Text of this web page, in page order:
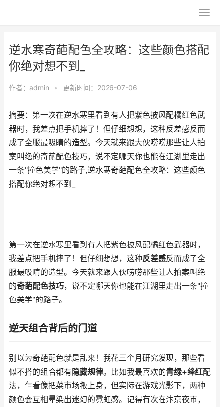
逆水寒奇葩配色全攻略：这些颜色搭配
你绝对想不到_
作者： admin • 更新时间：2026-07-06
摘要：第一次在逆水寒里看到有人把紫色披风配橘红色武
器时，我差点把手机摔了！但仔细想想，这种反差感反而
成了全服最吸睛的造型。今天就来跟大伙唠唠那些让人拍
案叫绝的奇葩配色技巧，说不定哪天你也能在江湖里走出
一条"撞色美学"的路子,逆水寒奇葩配色全攻略：这些颜色
搭配你绝对想不到_
第一次在逆水寒里看到有人把紫色披风配橘红色武器时，
我差点把手机摔了！但仔细想想，这种反差感反而成了全
服最吸睛的造型。今天就来跟大伙唠唠那些让人拍案叫绝
的奇葩配色技巧，说不定哪天你也能在江湖里走出一条"撞
色美学"的路子。
逆天组合背后的门道
别以为奇葩配色就是乱来！我花三个月研究发现，那些看
似不搭的组合都有 隐藏规律。比如我最喜欢的青绿+绛红配
法，乍看像把菜市场搬上身，但实际在游戏光影下，两种
颜色会互相晕染出迷幻的霓虹感。记得有次在汴京夜市，